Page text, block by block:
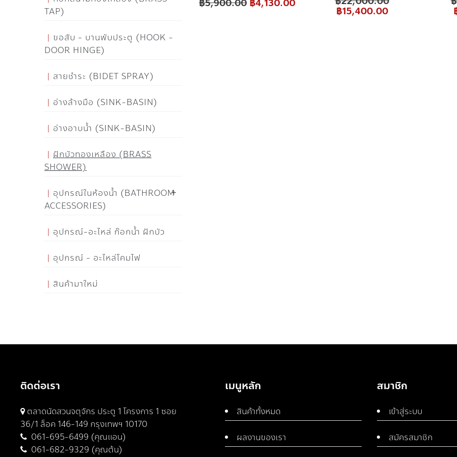
฿15,400.00
TAP)
ขอสับ - บานพับประตู (HOOK -
DOOR HINGE)
สายชำระ (BIDET SPRAY)
อ่างล้างมือ (SINK-BASIN)
อ่างอาบน้ำ (SINK-BASIN)
ฝักบัวทองเหลือง (BRASS
SHOWER)
อุปกรณ์ในห้องน้ำ (BATHROOM
ACCESSORIES)
อุปกรณ์-อะไหล่ ก๊อกน้ำ ฝักบัว
อุปกรณ์ - อะไหล่โคมไฟ
สินค้ามาใหม่
ติดต่อเรา
ตลาดนัดสวนจตุจักร ประตู 1 โครงการ 1 ซอย
36/1 ล็อค 146-149 กรุงเทพฯ 10170
061-695-6499 (คุณแอน)
061-682-9329 (คุณต้น)
เมนูหลัก
สินค้าทั้งหมด
ผลงานของเรา
สมาชิก
เข้าสู่ระบบ
สมัครสมาชิก